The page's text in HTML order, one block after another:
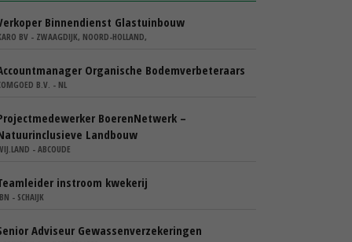
Binnendienst Glastuinbouw
BV - ZWAAGDIJK, NOORD-HOLLAND,
Organische Bodemverbeteraars
B.V. - NL
BoerenNetwerk –
Landbouw
- ABCOUDE
instroom kwekerij
- SCHAIJK
Adviseur Gewassenverzekeringen